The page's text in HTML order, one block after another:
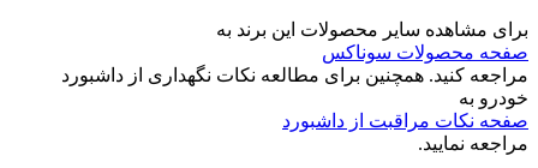
برای مشاهده سایر محصولات این برند به
صفحه محصولات سوناکس
مراجعه کنید. همچنین برای مطالعه نکات نگهداری از داشبورد
خودرو به
صفحه نکات مراقبت از داشبورد
مراجعه نمایید.